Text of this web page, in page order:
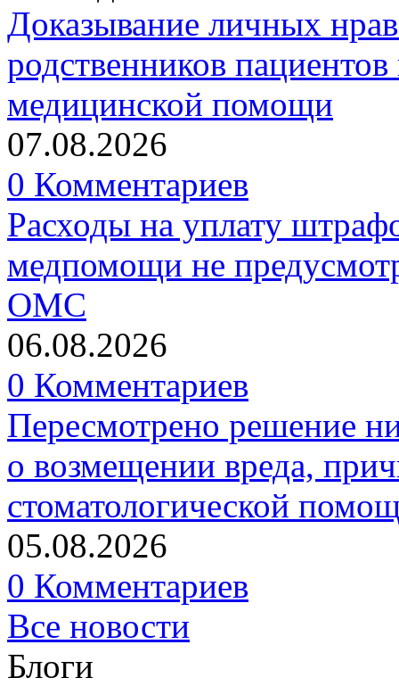
Доказывание личных
родственников
медицинской помощи
07.08.2026
0 Комментариев
Расходы на уплату
медпомощи не
ОМС
06.08.2026
0 Комментариев
Пересмотрено решение
о возмещении вреда,
стоматологической
05.08.2026
0 Комментариев
Все новости
Блоги